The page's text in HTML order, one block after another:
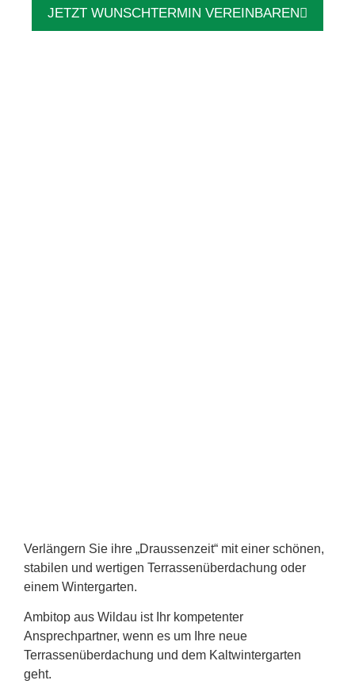
JETZT WUNSCHTERMIN VEREINBAREN
Verlängern Sie ihre „Draussenzeit“ mit einer schönen,
stabilen und wertigen Terrassenüberdachung oder
einem Wintergarten.
Ambitop aus Wildau ist Ihr kompetenter
Ansprechpartner, wenn es um Ihre neue
Terrassenüberdachung und dem Kaltwintergarten
geht.